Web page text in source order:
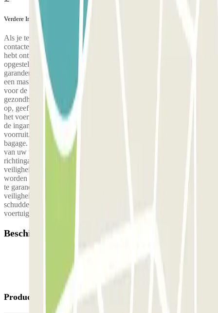
Verdere Informatie
Als je terugkomt in de namiddag en jouw vlucht is vertraagd,
contacteer de parkeergarage zo snel mogelijk via het nummer dat je
hebt ontvangen in een SMS Blue Valet heeft een sanitair protocol
opgesteld om haar gebruikers een volledig veilige service te
garanderen. Op de dag van uw aankomst zal een valet uitgerust met
een masker u opwachten om uw voertuig op te halen, met respect
voor de veiligheidsafstand zoals bepaald door de
gezondheidsautoriteiten. Bij aankomst in het depot haalt u uw ticket
op, geeft u uw toegewezen bediende aan en laat u de sleutels van
het voertuig op de bestuurdersplaats achter. Laat het ticket dat u aan
de ingang heeft opgehaald achter op een zichtbare plaats op de
voorruit. Op enkele uitzonderingen na zorgen wij niet voor uw
bagage. Op de dag van uw terugkeer zal de valet alle contactpunten
van uw voertuig reinigen en desinfecteren: het stuur, de
richtingaanwijzers, de versnellingspook, het dashboard, de
veiligheidsgordel en de sleutels, die op de bestuurdersstoel zullen
worden achtergelaten. Om uw veiligheid en die van onze chauffeurs
te garanderen, vragen wij u een masker te dragen en de
veiligheidsafstand te respecteren, zonder de valet de hand te
schudden. Bij terugkomst vindt u ontsmettingsdoekjes in het
voertuig om uw handen te desinfecteren.
Beschikbare producten
Producten van Parclick